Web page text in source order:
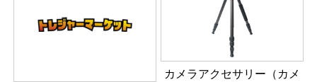
カメラアクセサリー（カメ